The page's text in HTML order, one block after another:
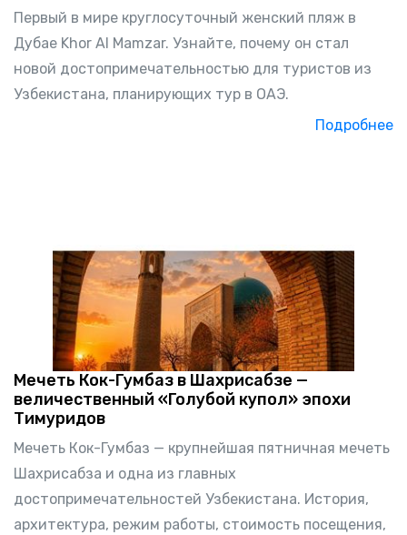
Первый в мире круглосуточный женский пляж в
Дубае Khor Al Mamzar. Узнайте, почему он стал
новой достопримечательностью для туристов из
Узбекистана, планирующих тур в ОАЭ.
Подробнее
Мечеть Кок-Гумбаз в Шахрисабзе —
величественный «Голубой купол» эпохи
Тимуридов
Мечеть Кок-Гумбаз — крупнейшая пятничная мечеть
Шахрисабза и одна из главных
достопримечательностей Узбекистана. История,
архитектура, режим работы, стоимость посещения,